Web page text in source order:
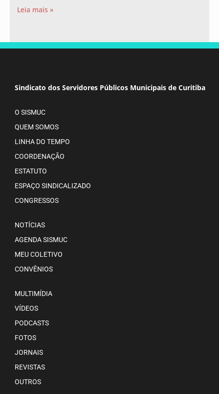
Leia mais »
Sindicato dos Servidores Públicos Municipais de Curitiba
O SISMUC
QUEM SOMOS
LINHA DO TEMPO
COORDENAÇÃO
ESTATUTO
ESPAÇO SINDICALIZADO
CONGRESSOS
NOTÍCIAS
AGENDA SISMUC
MEU COLETIVO
CONVÊNIOS
MULTIMÍDIA
VÍDEOS
PODCASTS
FOTOS
JORNAIS
REVISTAS
OUTROS